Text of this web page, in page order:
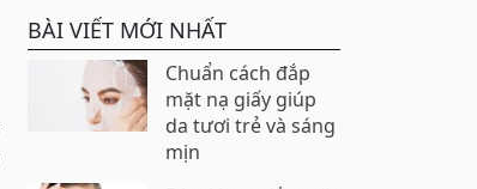
BÀI VIẾT MỚI NHẤT
Chuẩn cách đắp
mặt nạ giấy giúp
da tươi trẻ và sáng
mịn